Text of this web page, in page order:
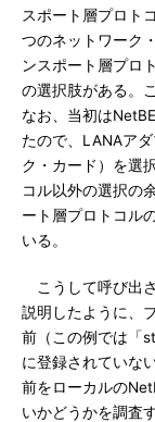
スポート層プロト
つのネットワーク
ンスポート層プロ
の選択肢がある。
なお、当初は
たので、LANAア
ク・カード）を選
コル以外の選択の
ート層プロトコル
いる。
こうして呼び出
説明したように、
前（この例では「
に登録されていな
前をローカルの
いかどうかを調査